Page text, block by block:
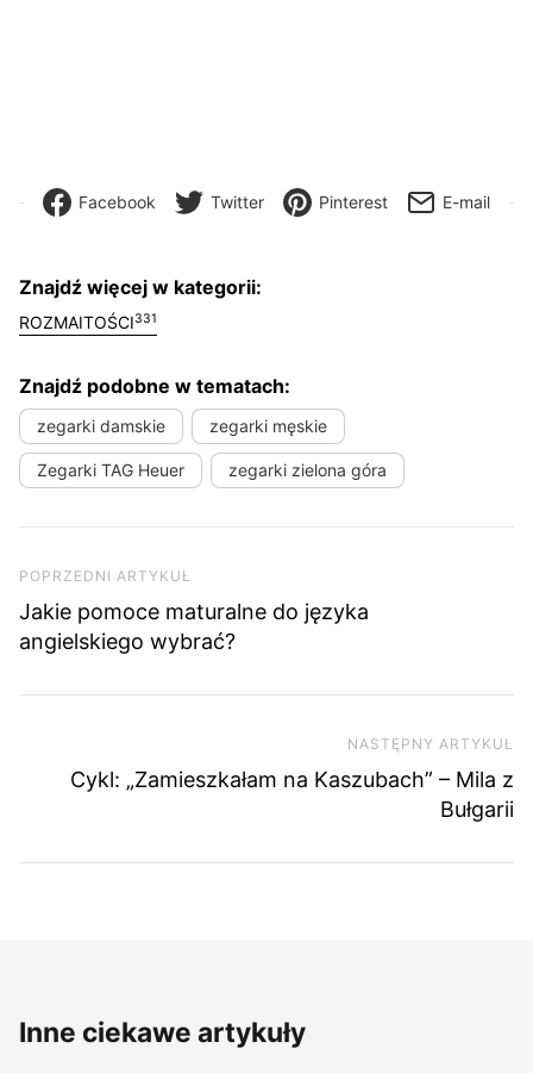
Facebook Twitter Pinterest E-mail
Znajdź więcej w kategorii:
ROZMAITOŚCI331
Znajdź podobne w tematach:
zegarki damskie zegarki męskie
Zegarki TAG Heuer zegarki zielona góra
Poprzedni artykuł
POPRZEDNI ARTYKUŁ
Jakie pomoce maturalne do języka
angielskiego wybrać?
NASTĘPNY ARTYKUŁ
Cykl: „Zamieszkałam na Kaszubach” – Mila z
Bułgarii
Inne ciekawe artykuły